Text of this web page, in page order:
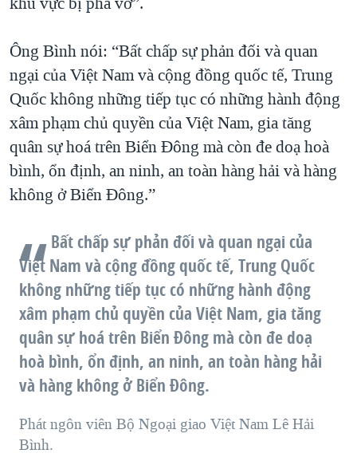
Ông Bình nói: “Bất chấp sự phản đối và quan
ngại của Việt Nam và cộng đồng quốc tế, Trung
Quốc không những tiếp tục có những hành động
xâm phạm chủ quyền của Việt Nam, gia tăng
quân sự hoá trên Biển Đông mà còn đe doạ hoà
bình, ổn định, an ninh, an toàn hàng hải và hàng
không ở Biển Đông.”
Bất chấp sự phản đối và quan ngại của
Việt Nam và cộng đồng quốc tế, Trung Quốc
không những tiếp tục có những hành động
xâm phạm chủ quyền của Việt Nam, gia tăng
quân sự hoá trên Biển Đông mà còn đe doạ
hoà bình, ổn định, an ninh, an toàn hàng hải
và hàng không ở Biển Đông.
Phát ngôn viên Bộ Ngoại giao Việt Nam Lê Hải
Bình.